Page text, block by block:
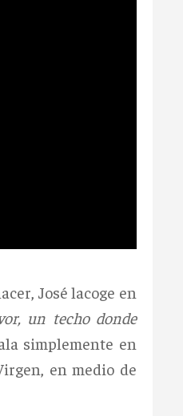
José lacoge en
un techo donde
simplemente en
en medio de